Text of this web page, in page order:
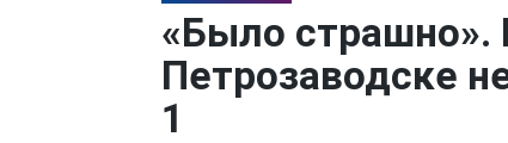
«Было страшно».
Петрозаводске
1